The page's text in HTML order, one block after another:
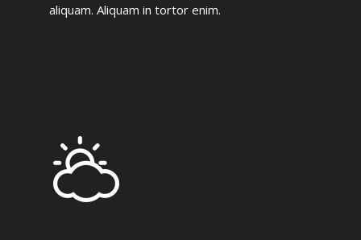
aliquam. Aliquam in tortor enim.